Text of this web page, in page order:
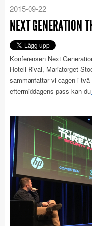
2015-09-22
NEXT GENERATION
Konferensen Next
Hotell Rival, Mariatorget
sammanfattar vi dagen i
eftermiddagens pass kan du